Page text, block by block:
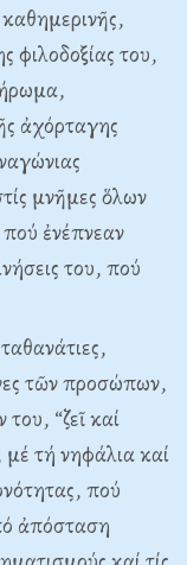
φιλοδοξίας του,
ἀχόρταγης
μνῆμες ὅλων
ἐνέπνεαν
του, πού
τῶν προσώπων,
“ζεῖ καί
τή νηφάλια καί
πού
ἀπόσταση